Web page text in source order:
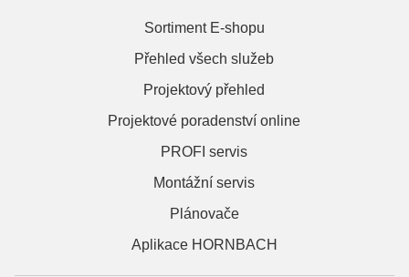
Sortiment E-shopu
Přehled všech služeb
Projektový přehled
Projektové poradenství online
PROFI servis
Montážní servis
Plánovače
Aplikace HORNBACH